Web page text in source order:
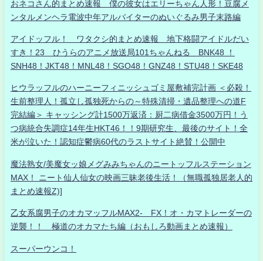
おネコさん的まとめ速報 僕の彼女はエリーちゃん人形！豆腐メ
ンタルメンヘラ電波中年アルバイターのぬいぐるみ男子末路編
アイドッフル！ ワタクシ的まとめ速報 地下格闘アイドルだい
すき！23 ひうらのアニメ放送局101ちゃんねる BNK48 ！
SNH48！JKT48！MNL48！SGO48！GNZ48！STU48！SKE48
ヒウラッフルのハーニーフィニッシュゴミ屋敷補完計画 ＜必殺！
生前整理人！孤立し孤独死からの～特殊清掃・遺品整理への道F
完結編＞ キャッシング計1500万返済：厨二病借金3500万円！う
つ病統合失調症14年生HKT46！！9期研究生、最後のサイト！全
米が泣いた！認知症鬱病60代のラストサイト絶賛！公開中
魔法熟女/美魔女ッ娘メグみみちゃんのニートッフルステーション
MAX！ ニート仙人仙女の映画三昧老後生活！（無職孤独居老人的
まとめ速報Z)]
乙女系腐男子のオカマッフルMAX2- FX！オ・カマトレーダーの
逆襲！！ 極道のオカマたち編（おもしろ動画まとめ速報）
スーパーウンコ！